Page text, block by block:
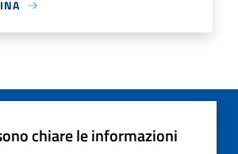
chiare le informazioni